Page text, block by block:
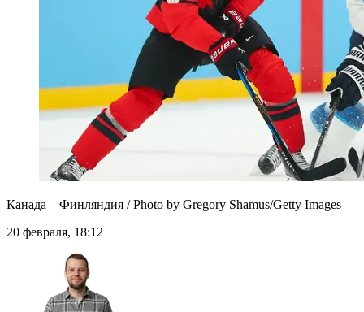
Канада – Финляндия / Photo by Gregory Shamus/Getty Images
20 февраля, 18:12